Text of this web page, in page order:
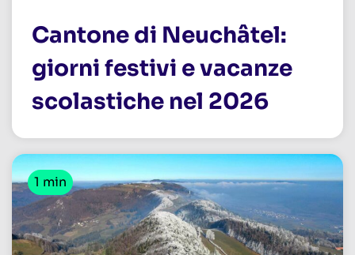
Cantone di Neuchâtel:
giorni festivi e vacanze
scolastiche nel 2026
1 min